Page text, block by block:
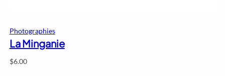
Photographies
La Minganie
$6.00